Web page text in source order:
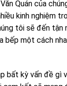
Quán của
kinh nghiệm
tôi sẽ đến tận
bếp một cách
bất kỳ vấn đề gì